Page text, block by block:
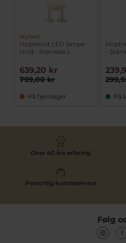
Nyhed
Hoptimist LED lampe -
Hvid - Størrelse L
799,00 kr
639,20 kr
På fjernlager
-
På
Over 40 års erfaring
Personlig kundeservice
Følg